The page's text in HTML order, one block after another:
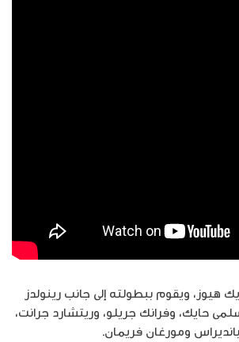
هيوز، ويقوم ببطولته إلى جانب رينولدز
حايك، وفرانك جريلو، وريتشارد جرانت،
ومورغان فريمان.